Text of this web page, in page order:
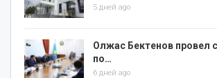
5 дней ago
Олжас Бектенов провел
по…
6 дней ago